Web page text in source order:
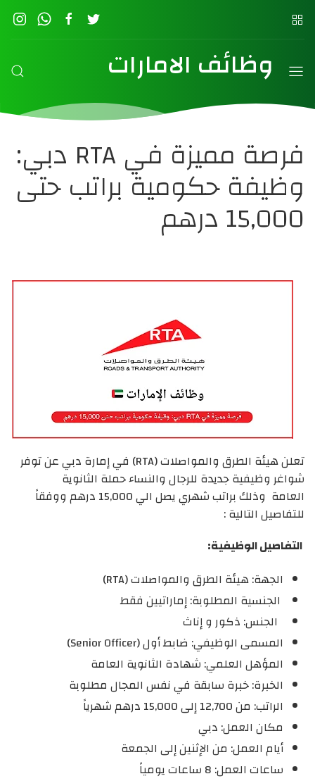
وظائف الامارات
فرصة مميزة في RTA دبي:
وظيفة حكومية براتب حتى
15,000 درهم
تعلنهيئة الطرق والمواصلات (RTA)
في إمارة دبي عن توفر
شواغر وظيفية جديدة للرجال والنساء حملة الثانوية
العامة
وذلك براتب شهري يصل الي 15,000 درهم ووفقاً
للتفاصيل التالية :
التفاصيل الوظيفية:
الجهة:هيئة الطرق والمواصلات (RTA)
الجنسية المطلوبة:إماراتيين فقط
الجنس: ذكور و إناث
المسمى الوظيفي: ضابط أول(Senior Officer)
المؤهل العلمي: شهادة الثانوية العامة
الخبرة:خبرة سابقة في نفس المجال مطلوبة
الراتب: من 12,700 إلى 15,000 درهم شهرياً
مكان العمل: دبي
أيام العمل: من الإثنين إلى الجمعة
ساعات العمل: